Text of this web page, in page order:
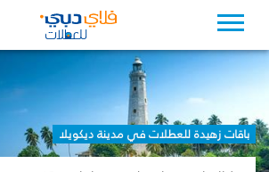
باقات زهيدة للعطلات في مدينة ديكويلا